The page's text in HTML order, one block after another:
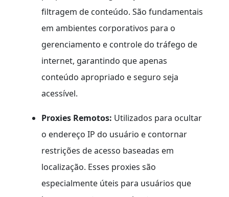
filtragem de conteúdo. São fundamentais
em ambientes corporativos para o
gerenciamento e controle do tráfego de
internet, garantindo que apenas
conteúdo apropriado e seguro seja
acessível.
Proxies Remotos: Utilizados para ocultar
o endereço IP do usuário e contornar
restrições de acesso baseadas em
localização. Esses proxies são
especialmente úteis para usuários que